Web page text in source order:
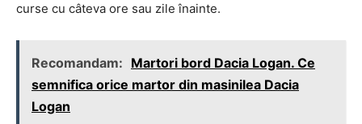
curse cu câteva ore sau zile înainte.
Recomandam: Martori bord Dacia Logan. Ce
semnifica orice martor din masinilea Dacia
Logan